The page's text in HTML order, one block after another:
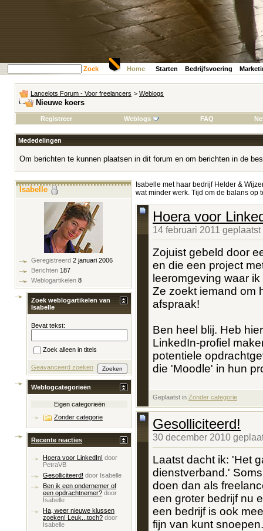
Zoek Home Starten Bedrijfsvoering
Lancelots Forum - Voor freelancers > Weblogs
Nieuwe koers
Registreer Weblogs FAQ
Mededelingen
Om berichten te kunnen plaatsen in dit forum en om berichten in de
Isabelle met haar bedrijf Helder &
wat minder werk. Tijd om de balans op
Hoera voor
14 februari 2011
Zojuist gebeld door
en die een project
leeromgeving waar
Ze zoekt iemand om
afspraak!
Ben heel blij. Heb
LinkedIn-profiel
potentiele
die 'Moodle' in hun
Geplaatst in Zonder categorie
Gesolliciteerd!
30 december 2010
Laatst dacht ik: 'Het
dienstverband.'
doen dan als
een groter bedrijf nu
een bedrijf is ook
fijn van kunt snoepen.
Isabelle
Geregistreerd 2 januari 2006
Berichten 187
Weblogartikelen 8
Zoek weblogartikelen van
Isabelle
Bevat tekst:
Zoek alleen in titels
Geavanceerd zoeken
Weblogcategorieën
Eigen categorieën
Zonder categorie
Recente reacties
Hoera voor LinkedIn! door
PetraVB
Gesolliciteerd! door Isabelle
Ben ik een ondernemer of
een opdrachtnemer? door
Isabelle
Ha, weer nieuwe klussen
zoeken! Leuk...toch? door
Isabelle